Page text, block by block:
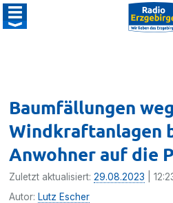
Baumfällungen
Windkraftanlagen
Anwohner auf die
Zuletzt aktualisiert:29.08.2023 |
Autor: Lutz Escher